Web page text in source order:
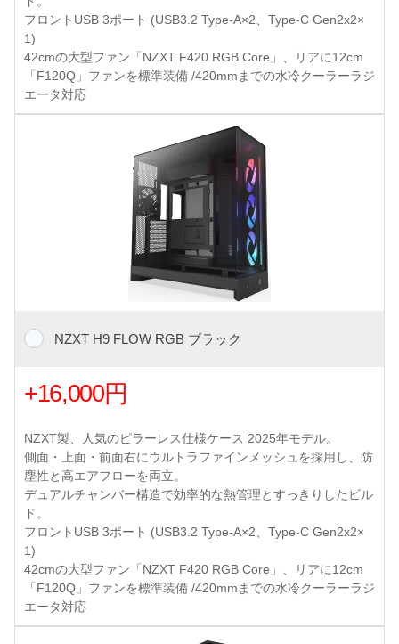
フロントUSB 3ポート (USB3.2 Type-A×2、Type-C Gen2x2×
1)
42cmの大型ファン「NZXT F420 RGB Core」、リアに12cm
「F120Q」ファンを標準装備 /420mmまでの水冷クーラーラジ
エータ対応
NZXT H9 FLOW RGB ブラック
+16,000円
NZXT製、人気のピラーレス仕様ケース 2025年モデル。
側面・上面・前面右にウルトラファインメッシュを採用し、防
塵性と高エアフローを両立。
デュアルチャンバー構造で効率的な熱管理とすっきりしたビル
ド。
フロントUSB 3ポート (USB3.2 Type-A×2、Type-C Gen2x2×
1)
42cmの大型ファン「NZXT F420 RGB Core」、リアに12cm
「F120Q」ファンを標準装備 /420mmまでの水冷クーラーラジ
エータ対応